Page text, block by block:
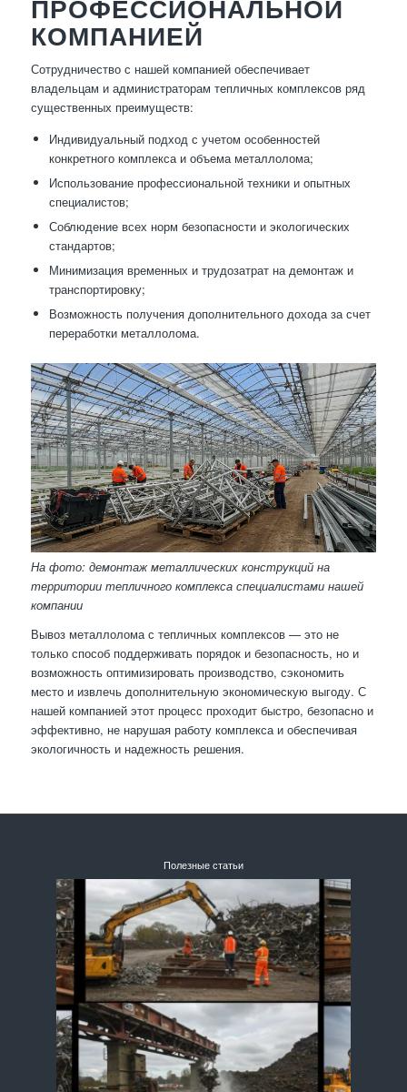
ПРОФЕССИОНАЛЬНОЙ
КОМПАНИЕЙ
Сотрудничество с нашей компанией обеспечивает
владельцам и администраторам тепличных комплексов ряд
существенных преимуществ:
Индивидуальный подход с учетом особенностей
конкретного комплекса и объема металлолома;
Использование профессиональной техники и опытных
специалистов;
Соблюдение всех норм безопасности и экологических
стандартов;
Минимизация временных и трудозатрат на демонтаж и
транспортировку;
Возможность получения дополнительного дохода за счет
переработки металлолома.
На фото: демонтаж металлических конструкций на
территории тепличного комплекса специалистами нашей
компании
Вывоз металлолома с тепличных комплексов — это не
только способ поддерживать порядок и безопасность, но и
возможность оптимизировать производство, сэкономить
место и извлечь дополнительную экономическую выгоду. С
нашей компанией этот процесс проходит быстро, безопасно и
эффективно, не нарушая работу комплекса и обеспечивая
экологичность и надежность решения.
Полезные статьи